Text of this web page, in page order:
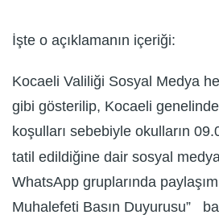
İşte o açıklamanın içeriği:
Kocaeli Valiliği Sosyal Medya
gibi gösterilip, Kocaeli
koşulları sebebiyle okulların
tatil edildiğine dair sosyal
WhatsApp gruplarında
Muhalefeti Basın Duyurusu”